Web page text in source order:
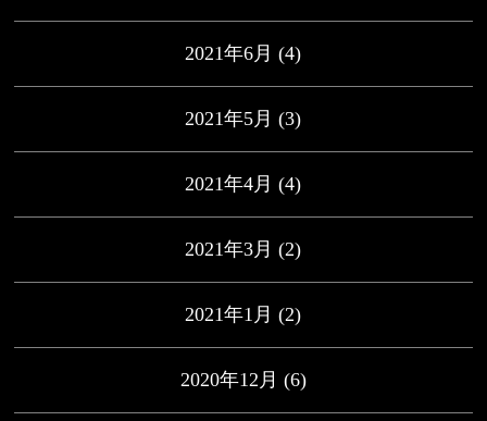
2021年6月 (4)
2021年5月 (3)
2021年4月 (4)
2021年3月 (2)
2021年1月 (2)
2020年12月 (6)